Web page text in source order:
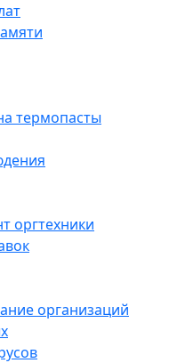
термопасты
оргтехники
организаций